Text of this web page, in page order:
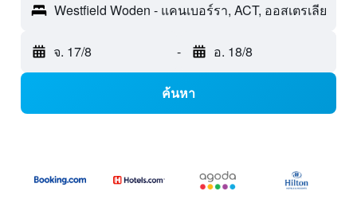
Westfield Woden - แคนเบอร์รา, ACT, ออสเตรเลีย
จ. 17/8 - อ. 18/8
ค้นหา